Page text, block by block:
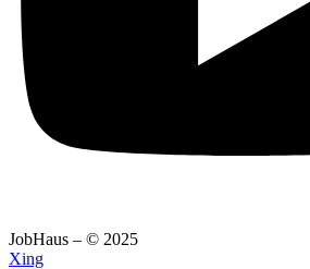
JobHaus – © 2025
Xing